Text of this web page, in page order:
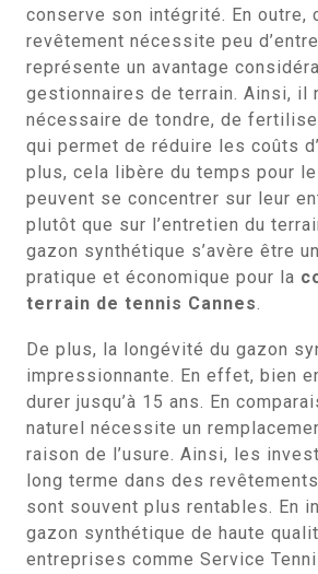
conserve son intégrité. En outre,
revêtement nécessite peu
représente un avantage
gestionnaires de terrain. Ainsi, il
nécessaire de tondre, de
qui permet de réduire les coûts
plus, cela libère du temps pour
peuvent se concentrer sur leur
plutôt que sur l’entretien du
gazon synthétique s’avère être
pratique et économique pour la
terrain de tennis Cannes.
De plus, la longévité du gazon
impressionnante. En effet, bien
durer jusqu’à 15 ans. En
naturel nécessite un
raison de l’usure. Ainsi, les
long terme dans des
sont souvent plus rentables. En
gazon synthétique de haute
entreprises comme Service